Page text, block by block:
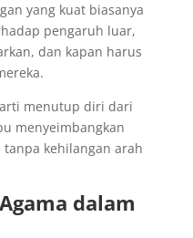
yang kuat biasanya
pengaruh luar,
dan kapan harus
menutup diri dari
menyeimbangkan
kehilangan arah
dalam